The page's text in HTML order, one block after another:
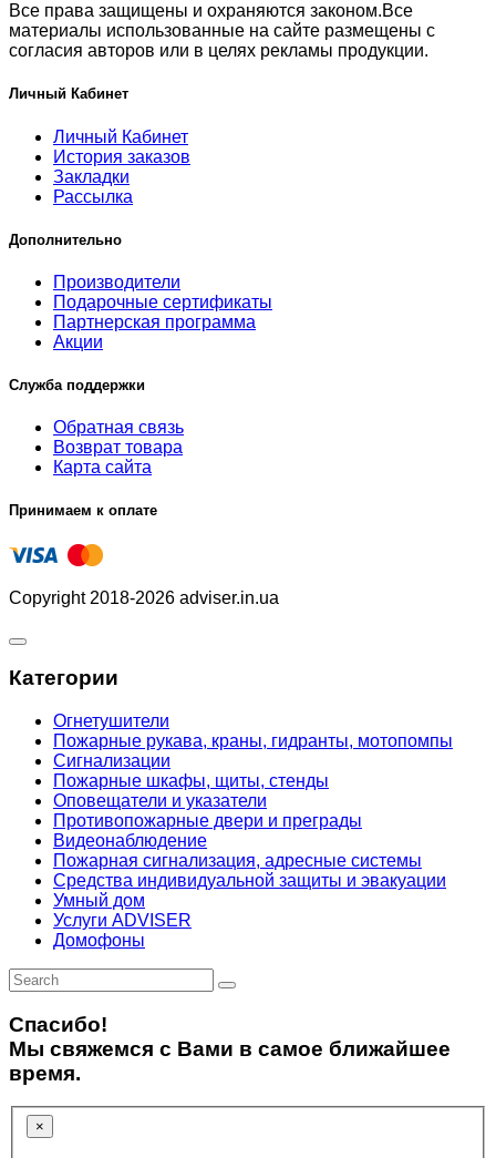
Все права защищены и охраняются законом.Все
материалы использованные на сайте размещены с
согласия авторов или в целях рекламы продукции.
Личный Кабинет
Личный Кабинет
История заказов
Закладки
Рассылка
Дополнительно
Производители
Подарочные сертификаты
Партнерская программа
Акции
Служба поддержки
Обратная связь
Возврат товара
Карта сайта
Принимаем к оплате
Copyright 2018-2026 adviser.in.ua
Категории
Огнетушители
Пожарные рукава, краны, гидранты, мотопомпы
Сигнализации
Пожарные шкафы, щиты, стенды
Оповещатели и указатели
Противопожарные двери и преграды
Видеонаблюдение
Пожарная сигнализация, адресные системы
Средства индивидуальной защиты и эвакуации
Умный дом
Услуги ADVISER
Домофоны
Спасибо!
Мы свяжемся с Вами в самое ближайшее
время.
×